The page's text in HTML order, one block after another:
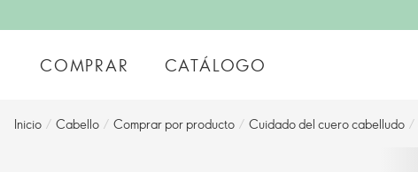
COMPRAR CATÁLOGO
Inicio / Cabello / Comprar por producto / Cuidado del cuero cabelludo /